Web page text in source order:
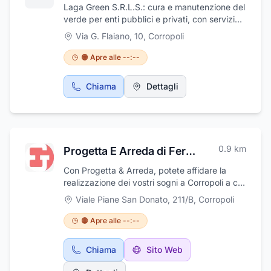
Laga Green S.R.L.S.: cura e manutenzione del
verde per enti pubblici e privati, con servizi
sicuri, sostenibili e professionali.
Via G. Flaiano, 10, Corropoli
🟠 Apre alle --:--
Chiama Dettagli
Progetta E Arreda di Ferrucci Ivan 0.9 km
Con Progetta & Arreda, potete affidare la
realizzazione dei vostri sogni a Corropoli a chi
opera da oltre 50 anni nel mercato
dell'arredamento, rendendo questa azienda
un partner affidabile per tutte le vostre
esigenze. Ogni elemento della vostra casa,
dai mobili agli accessori, sarà scelto con cura
e progettato con passione e amore da un
team di esperti e architetti. Se siete alla
Viale Piane San Donato, 211/B, Corropoli
🟠 Apre alle --:--
Chiama Sito Web